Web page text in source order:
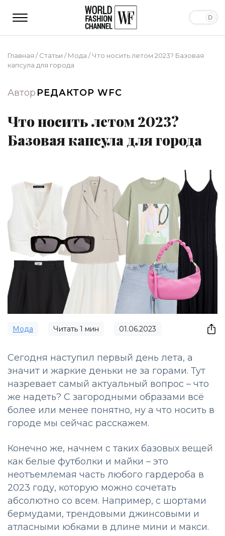
Главная /Статьи /Мода /Что носить летом 2023? Базовая
капсула для города
Автор РЕДАКТОР WFC
Что носить летом 2023?
Базовая капсула для города
Мода Читать 1 мин 01.06.2023
Сегодня наступил первый день лета, а
значит и жаркие деньки не за горами. Тут
назревает самый актуальный вопрос – что
же надеть? С загородными образами всё
более или менее понятно, ну а что носить в
городе мы сейчас расскажем.
Конечно же, начнем с таких базовых вещей
как белые футболки и майки – это
неотъемлемая часть любого гардероба в
2023 году, которую можно сочетать
абсолютно со всем. Например, с шортами
бермудами, трендовыми джинсовыми и
атласными юбками в длине мини и макси.